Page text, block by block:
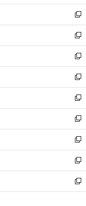
ン
ド
ウ
で
開
く
ウ
ィ
ン
ド
ウ
で
開
く
し
い
ウ
ィ
ン
ド
ウ
で
開
く
新
し
い
ウ
ィ
ン
ド
ウ
で
開
く
新
し
い
ウ
ィ
ン
ド
ウ
で
開
く
新
し
い
ウ
ィ
ン
ド
ウ
で
開
く
新
し
い
ウ
ィ
ン
ド
ウ
で
開
く
新
し
い
ウ
ィ
ン
ド
ウ
で
開
新
し
い
ウ
ィ
ン
ド
ウ
新
し
い
ウ
ィ
ン
新
し
い
ウ
新
し